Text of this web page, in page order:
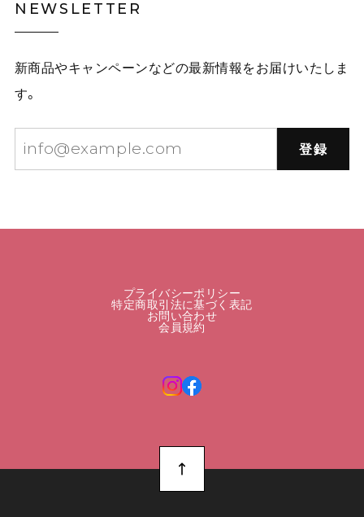
NEWSLETTER
新商品やキャンペーンなどの最新情報をお届けいたしま
す。
登録
プライバシーポリシー
特定商取引法に基づく表記
お問い合わせ
会員規約